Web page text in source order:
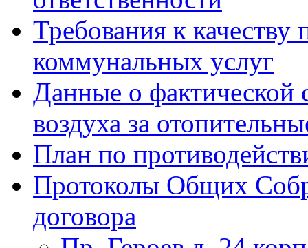
Требования к качеству
коммунальных услуг
Данные о фактической
воздуха за
План по
Протоколы Общих
договора